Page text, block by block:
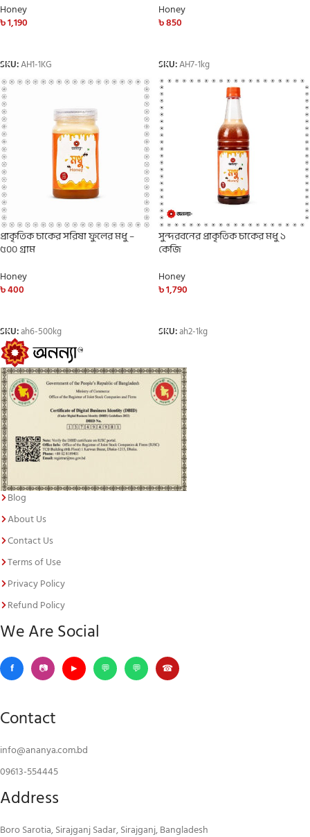
Honey
৳1,190
SKU:AH1-1KG
Honey
৳850
SKU:AH7-1kg
প্রাকৃতিক চাকের সরিষা ফুলের মধু –
৫০০ গ্রাম
Honey
৳400
SKU:ah6-500kg
সুন্দরবনের প্রাকৃতিক চাকের মধু ১
কেজি
Honey
৳1,790
SKU:ah2-1kg
Blog
About Us
Contact Us
Terms of Use
Privacy Policy
Refund Policy
We Are Social
Contact
info@ananya.com.bd
09613-554445
Address
Boro Sarotia, Sirajganj Sadar, Sirajganj, Bangladesh